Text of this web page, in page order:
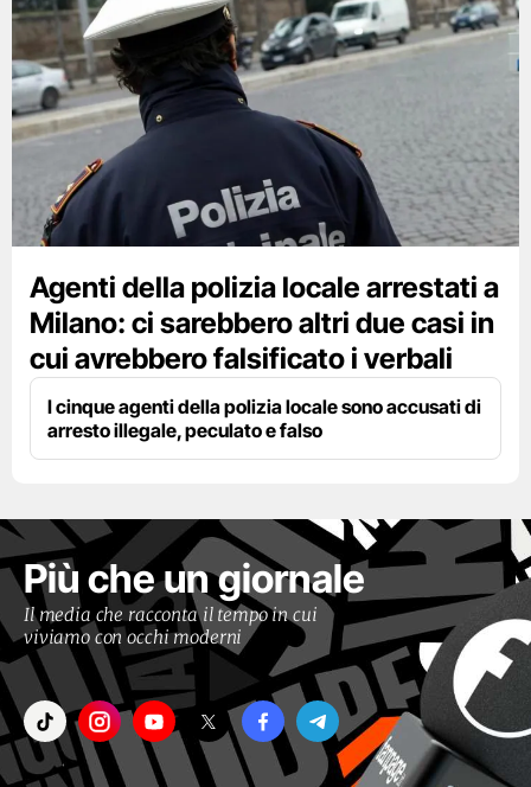
Agenti della polizia locale arrestati a
Milano: ci sarebbero altri due casi in
cui avrebbero falsificato i verbali
I cinque agenti della polizia locale sono accusati di
arresto illegale, peculato e falso
Più che un giornale
Il media che racconta il tempo in cui
viviamo con occhi moderni